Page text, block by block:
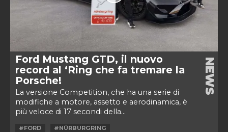
Ford Mustang GTD, il nuovo
record al ‘Ring che fa tremare la
Porsche!
La versione Competition, che ha una serie di
modifiche a motore, assetto e aerodinamica, è
più veloce di 17 secondi della...
NEWS
#FORD #NÜRBURGRING